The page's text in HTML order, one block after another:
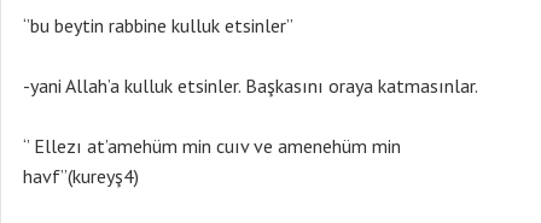
‘’bu beytin rabbine kulluk etsinler’’
-yani Allah’a kulluk etsinler. Başkasını oraya katmasınlar.
‘’ Ellezı at’amehüm min cuıv ve amenehüm min
havf’’(kureyş4)